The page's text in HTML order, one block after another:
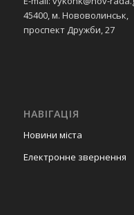
45400, м. Нововолинськ,
проспект Дружби, 27
НАВІГАЦІЯ
Новини міста
Електронне звернення